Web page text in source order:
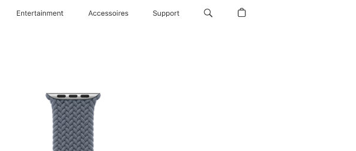
Entertainment Accessoires Support